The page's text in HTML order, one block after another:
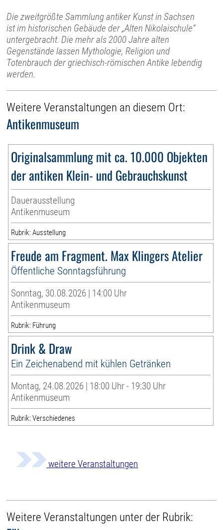
Die zweitgrößte Sammlung antiker Kunst in Sachsen
ist im historischen Gebäude der „Alten Nikolaischule“
untergebracht. Die mehr als 2000 Jahre alten
Gegenstände lassen Mythologie, Religion und
Totenbrauch der griechisch-römischen Antike lebendig
werden.
Weitere Veranstaltungen an diesem Ort:
Antikenmuseum
Originalsammlung mit ca. 10.000 Objekten
der antiken Klein- und Gebrauchskunst
Dauerausstellung
Antikenmuseum
Rubrik: Ausstellung
Freude am Fragment. Max Klingers Atelier
Öffentliche Sonntagsführung
Sonntag, 30.08.2026 | 14:00 Uhr
Antikenmuseum
Rubrik: Führung
Drink & Draw
Ein Zeichenabend mit kühlen Getränken
Montag, 24.08.2026 | 18:00 Uhr - 19:30 Uhr
Antikenmuseum
Rubrik: Verschiedenes
weitere Veranstaltungen
Weitere Veranstaltungen unter der Rubrik: